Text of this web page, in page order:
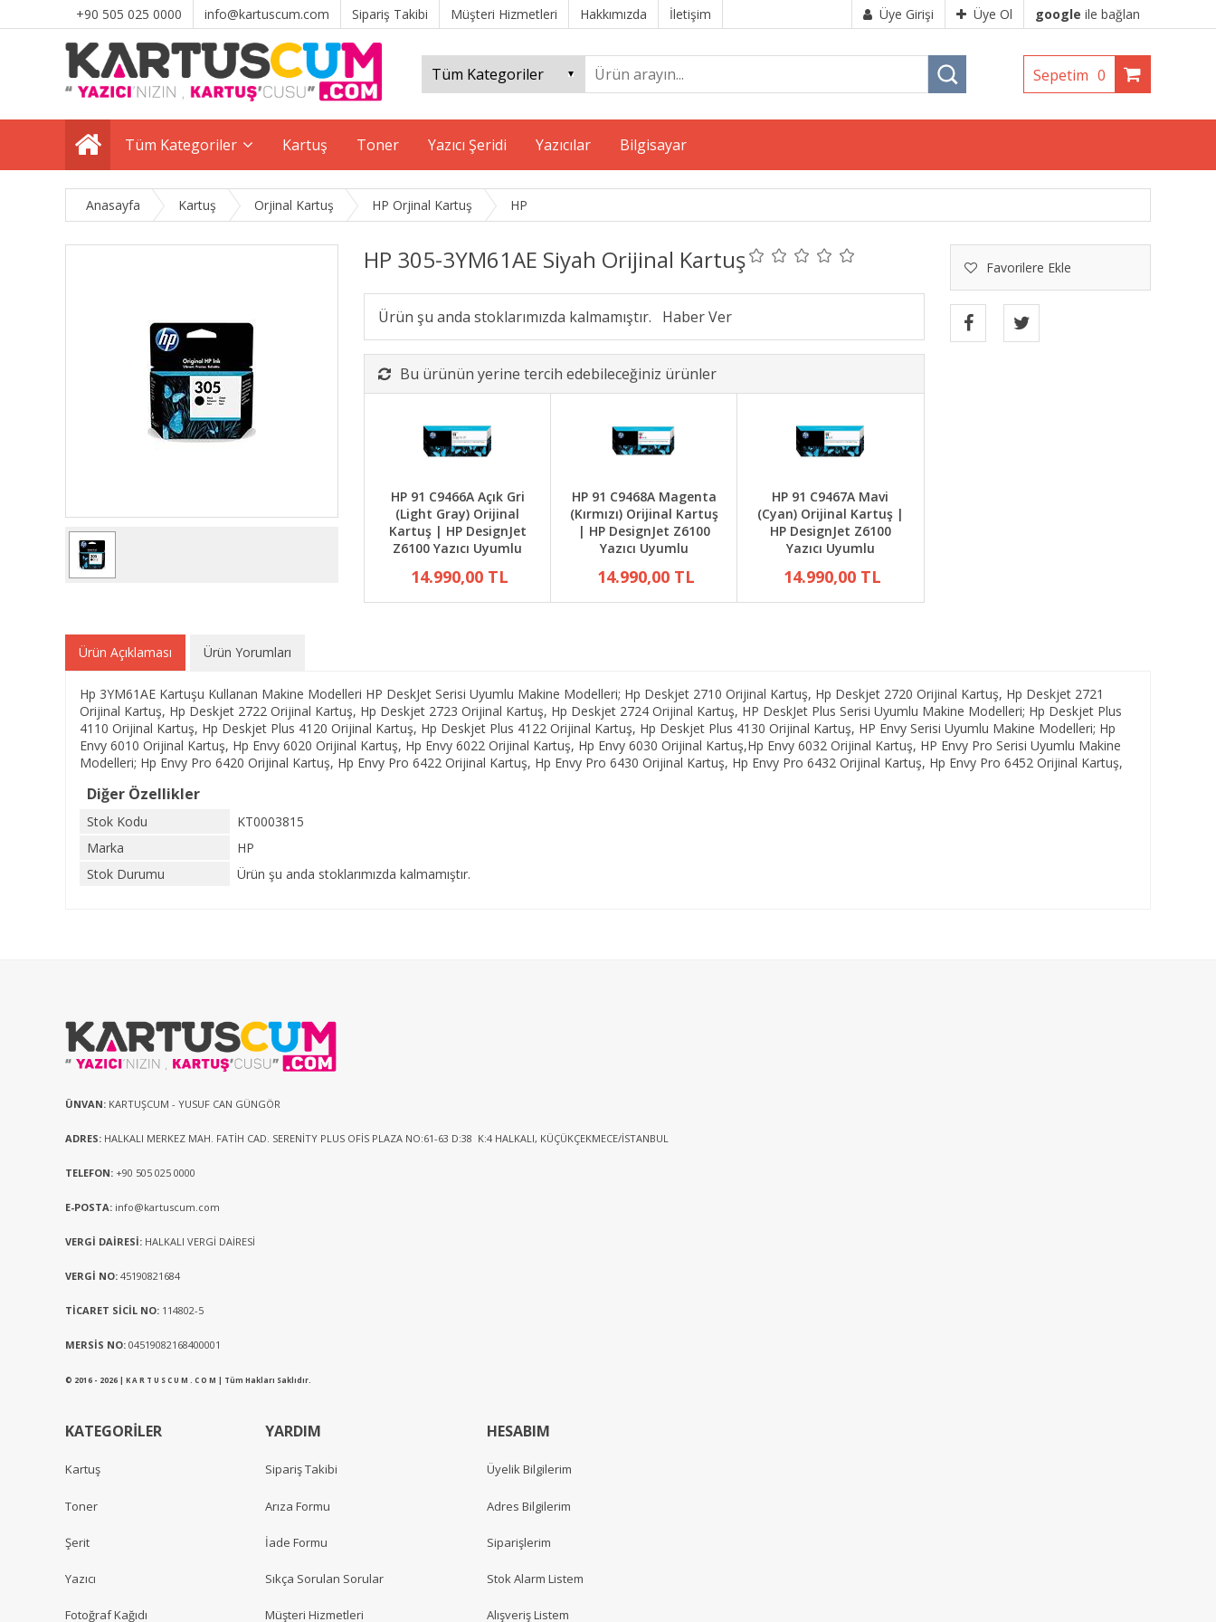
+90 505 025 0000 info@kartuscum.com Sipariş Takibi Müşteri Hizmetleri Hakkımızda İletişim Üye Girişi Üye Ol google ile bağlan
Sepetim 0
Tüm Kategoriler Kartuş Toner Yazıcı Şeridi Yazıcılar Bilgisayar
Anasayfa Kartuş Orjinal Kartuş HP Orjinal Kartuş HP
HP 305-3YM61AE Siyah Orijinal Kartuş Favorilere Ekle
Ürün şu anda stoklarımızda kalmamıştır.
Bu ürünün yerine tercih edebileceğiniz ürünler
HP 91 C9466A Açık Gri
(Light Gray) Orijinal
Kartuş | HP DesignJet
Z6100 Yazıcı Uyumlu
14.990,00 TL
HP 91 C9468A Magenta
(Kırmızı) Orijinal Kartuş
| HP DesignJet Z6100
Yazıcı Uyumlu
14.990,00 TL
HP 91 C9467A Mavi
(Cyan) Orijinal Kartuş |
HP DesignJet Z6100
Yazıcı Uyumlu
14.990,00 TL
Ürün Açıklaması Ürün Yorumları
Hp 3YM61AE Kartuşu Kullanan Makine Modelleri HP DeskJet Serisi Uyumlu Makine Modelleri; Hp Deskjet 2710 Orijinal Kartuş, Hp Deskjet 2720 Orijinal Kartuş, Hp Deskjet 2721
Orijinal Kartuş, Hp Deskjet 2722 Orijinal Kartuş, Hp Deskjet 2723 Orijinal Kartuş, Hp Deskjet 2724 Orijinal Kartuş, HP DeskJet Plus Serisi Uyumlu Makine Modelleri; Hp Deskjet Plus
4110 Orijinal Kartuş, Hp Deskjet Plus 4120 Orijinal Kartuş, Hp Deskjet Plus 4122 Orijinal Kartuş, Hp Deskjet Plus 4130 Orijinal Kartuş, HP Envy Serisi Uyumlu Makine Modelleri; Hp
Envy 6010 Orijinal Kartuş, Hp Envy 6020 Orijinal Kartuş, Hp Envy 6022 Orijinal Kartuş, Hp Envy 6030 Orijinal Kartuş,Hp Envy 6032 Orijinal Kartuş, HP Envy Pro Serisi Uyumlu Makine
Modelleri; Hp Envy Pro 6420 Orijinal Kartuş, Hp Envy Pro 6422 Orijinal Kartuş, Hp Envy Pro 6430 Orijinal Kartuş, Hp Envy Pro 6432 Orijinal Kartuş, Hp Envy Pro 6452 Orijinal Kartuş,
Diğer Özellikler
Stok Kodu
KT0003815
Marka
HP
Stok Durumu
Ürün şu anda stoklarımızda kalmamıştır.
ÜNVAN: KARTUŞCUM - YUSUF CAN GÜNGÖR
ADRES: HALKALI MERKEZ MAH. FATİH CAD. SERENİTY PLUS OFİS PLAZA NO:61-63 D:38 K:4 HALKALI, KÜÇÜKÇEKMECE/İSTANBUL
TELEFON: +90 505 025 0000
E-POSTA: info@kartuscum.com
VERGİ DAİRESİ: HALKALI VERGİ DAİRESİ
VERGİ NO: 45190821684
TİCARET SİCİL NO: 114802-5
MERSİS NO: 04519082168400001
© 2016 - 2026 | K A R T U S C U M . C O M | Tüm Hakları Saklıdır.
KATEGORİLER
Kartuş
Toner
Şerit
Yazıcı
Fotoğraf Kağıdı
YARDIM
Sipariş Takibi
Arıza Formu
İade Formu
Sıkça Sorulan Sorular
Müşteri Hizmetleri
HESABIM
Üyelik Bilgilerim
Adres Bilgilerim
Siparişlerim
Stok Alarm Listem
Alışveriş Listem